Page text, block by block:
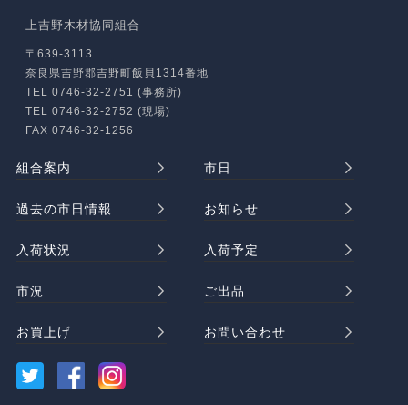
上吉野木材協同組合
〒639-3113
奈良県吉野郡吉野町飯貝1314番地
TEL 0746-32-2751 (事務所)
TEL 0746-32-2752 (現場)
FAX 0746-32-1256
組合案内 市日
過去の市日情報 お知らせ
入荷状況 入荷予定
市況 ご出品
お買上げ お問い合わせ